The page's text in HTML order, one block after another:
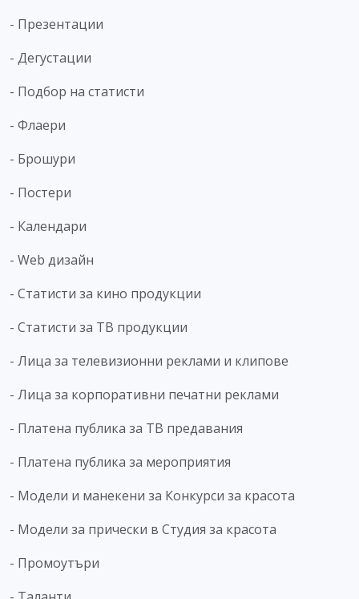
- Презентации
- Дегустации
- Подбор на статисти
- Флаери
- Брошури
- Постери
- Календари
- Web дизайн
- Статисти за кино продукции
- Статисти за ТВ продукции
- Лица за телевизионни реклами и клипове
- Лица за корпоративни печатни реклами
- Платена публика за ТВ предавания
- Платена публика за мероприятия
- Модели и манекени за Конкурси за красота
- Модели за прически в Студия за красота
- Промоутъри